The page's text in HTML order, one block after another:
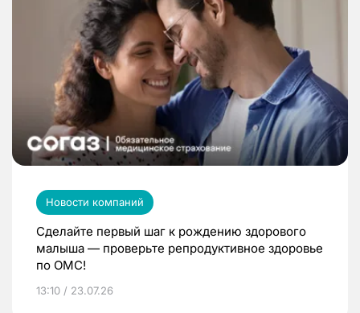
Новости компаний
Сделайте первый шаг к рождению здорового
малыша — проверьте репродуктивное здоровье
по ОМС!
13:10 / 23.07.26